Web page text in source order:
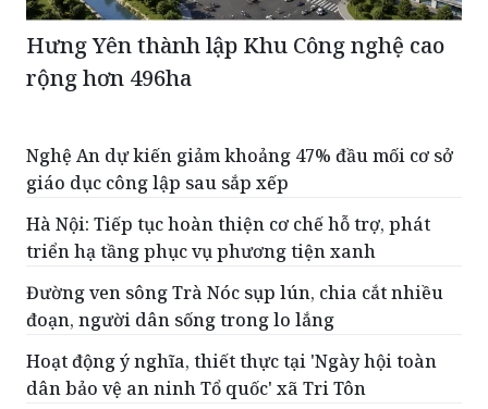
Hưng Yên thành lập Khu Công nghệ cao
rộng hơn 496ha
Nghệ An dự kiến giảm khoảng 47% đầu mối cơ sở
giáo dục công lập sau sắp xếp
Hà Nội: Tiếp tục hoàn thiện cơ chế hỗ trợ, phát
triển hạ tầng phục vụ phương tiện xanh
Đường ven sông Trà Nóc sụp lún, chia cắt nhiều
đoạn, người dân sống trong lo lắng
Hoạt động ý nghĩa, thiết thực tại 'Ngày hội toàn
dân bảo vệ an ninh Tổ quốc' xã Tri Tôn